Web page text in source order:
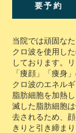
要予約
当院では頑固な
クロ波を使用し
しております。
「痩顔」「痩身
クロ波のエネル
脂肪細胞を加熱
滅した脂肪細胞
去されるため、
きりと引き締ま